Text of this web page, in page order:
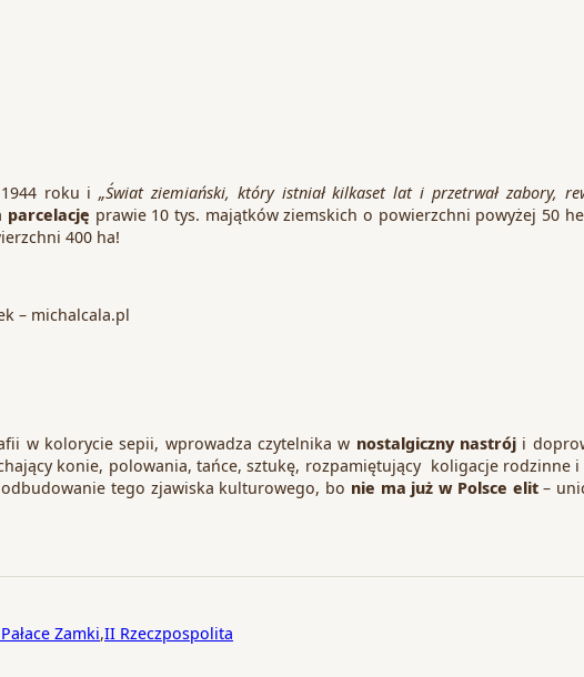
roku i„Świat ziemiański, który istniał kilkaset lat i przetrwał zabory,
parcelację prawie 10 tys. majątków ziemskich o powierzchni powyżej 50
400 ha!
– michalcala.pl
w kolorycie sepii, wprowadza czytelnika w nostalgiczny nastrój i
konie, polowania, tańce, sztukę, rozpamiętujący koligacje rodzinne i
tego zjawiska kulturowego, bo nie ma już w Polsce elit–
Zamki,II Rzeczpospolita